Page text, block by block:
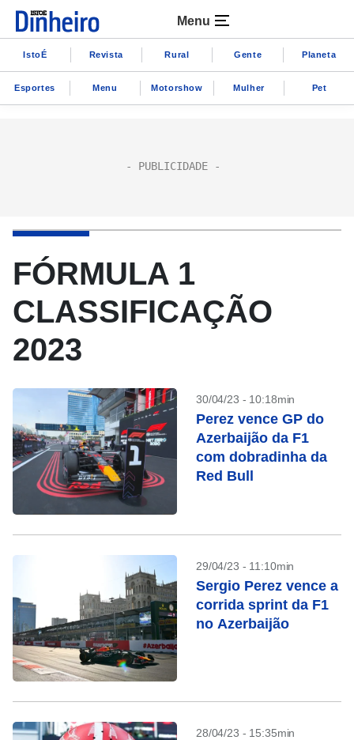
Menu
IstoÉ Revista Rural Gente Planeta
Esportes Menu Motorshow Mulher Pet
FÓRMULA 1
CLASSIFICAÇÃO
2023
30/04/23 - 10:18min
Perez vence GP do
Azerbaijão da F1
com dobradinha da
Red Bull
29/04/23 - 11:10min
Sergio Perez vence a
corrida sprint da F1
no Azerbaijão
28/04/23 - 15:35min